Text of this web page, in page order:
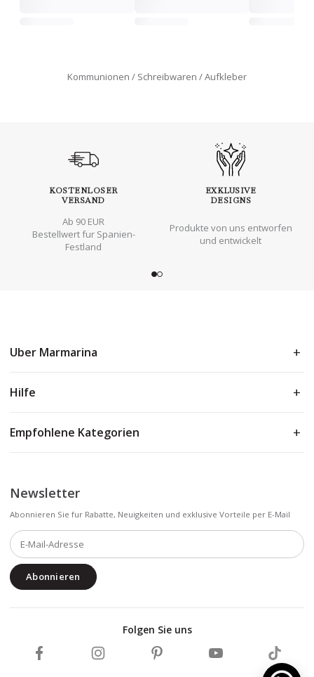
Kommunionen Schreibwaren Aufkleber
KOSTENLOSER
VERSAND
Ab 90 EUR
Bestellwert fur Spanien-
Festland
EXKLUSIVE
DESIGNS
Produkte von uns entworfen
und entwickelt
Uber Marmarina
Hilfe
Empfohlene Kategorien
Newsletter
Abonnieren Sie fur Rabatte, Neuigkeiten und exklusive Vorteile per E-Mail
Abonnieren
Folgen Sie uns
Marmarina auf Facebook folgen
Marmarina auf Instagram folgen
Marmarina auf Pinterest folgen
Marmarina auf